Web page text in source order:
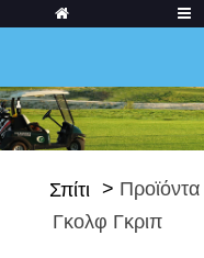
Σπίτι > Προϊόντα
Γκολφ Γκριπ